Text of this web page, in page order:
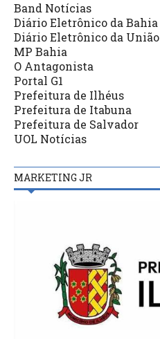
Band Notícias
Diário Eletrônico da Bahia
Diário Eletrônico da União
MP Bahia
O Antagonista
Portal G1
Prefeitura de Ilhéus
Prefeitura de Itabuna
Prefeitura de Salvador
UOL Notícias
MARKETING JR